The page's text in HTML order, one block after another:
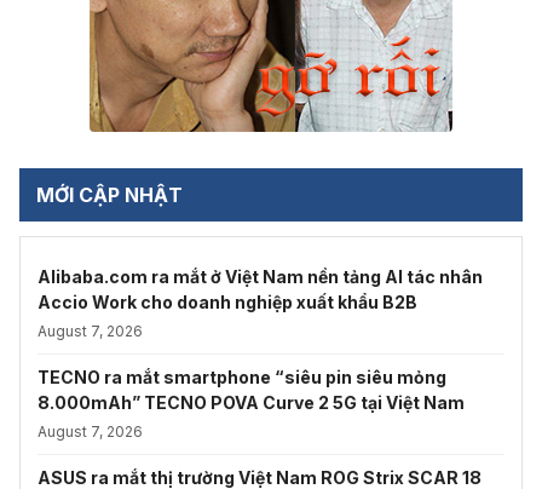
MỚI CẬP NHẬT
Alibaba.com ra mắt ở Việt Nam nền tảng AI tác nhân
Accio Work cho doanh nghiệp xuất khẩu B2B
August 7, 2026
TECNO ra mắt smartphone “siêu pin siêu mỏng
8.000mAh” TECNO POVA Curve 2 5G tại Việt Nam
August 7, 2026
ASUS ra mắt thị trường Việt Nam ROG Strix SCAR 18